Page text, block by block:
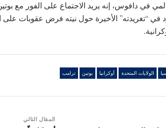
في دافوس، إنه يريد الاجتماع على الفور مع
“تغريدته” الأخيرة حول نيته فرض عقوبات على
الولايات المتحدة أوكرانيا بوتين ترامب
المقال التالي